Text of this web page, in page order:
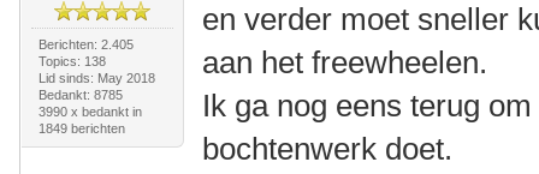
Berichten: 2.405
Topics: 138
Lid sinds: May 2018
Bedankt: 8785
3990 x bedankt in
1849 berichten
en verder moet sneller
aan het freewheelen.
Ik ga nog eens terug
bochtenwerk doet.